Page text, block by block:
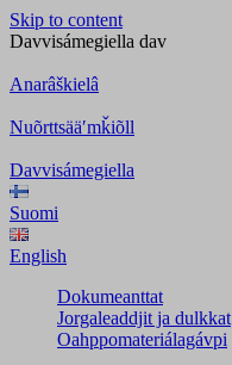
Skip to content
Davvisámegiella dav
Anarâškielâ
Nuõrttsääʹmǩiõll
Davvisámegiella
Suomi
English
Dokumeanttat
Jorgaleaddjit ja dulkkat
Oahppomateriálagávpi